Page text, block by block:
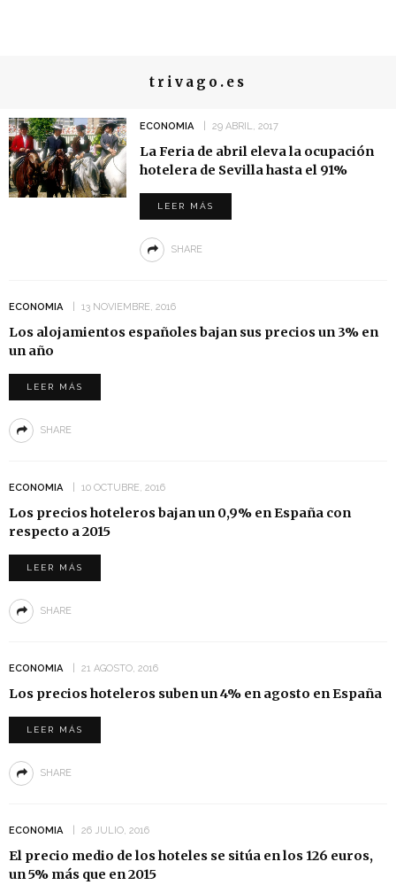
trivago.es
ECONOMIA 29 ABRIL, 2017
La Feria de abril eleva la ocupación
hotelera de Sevilla hasta el 91%
LEER MÁS
SHARE
ECONOMIA 13 NOVIEMBRE, 2016
Los alojamientos españoles bajan sus precios un 3% en
un año
LEER MÁS
SHARE
ECONOMIA 10 OCTUBRE, 2016
Los precios hoteleros bajan un 0,9% en España con
respecto a 2015
LEER MÁS
SHARE
ECONOMIA 21 AGOSTO, 2016
Los precios hoteleros suben un 4% en agosto en España
LEER MÁS
SHARE
ECONOMIA 26 JULIO, 2016
El precio medio de los hoteles se sitúa en los 126 euros,
un 5% más que en 2015